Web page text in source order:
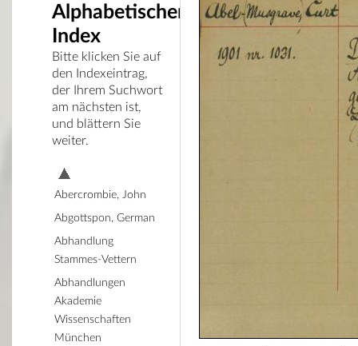
Alphabetischer
Index
Bitte klicken Sie auf
den Indexeintrag,
der Ihrem Suchwort
am nächsten ist,
und blättern Sie
weiter.
Abercrombie, John
Abgottspon, German
Abhandlung
Stammes-Vettern
Abhandlungen
Akademie
Wissenschaften
München